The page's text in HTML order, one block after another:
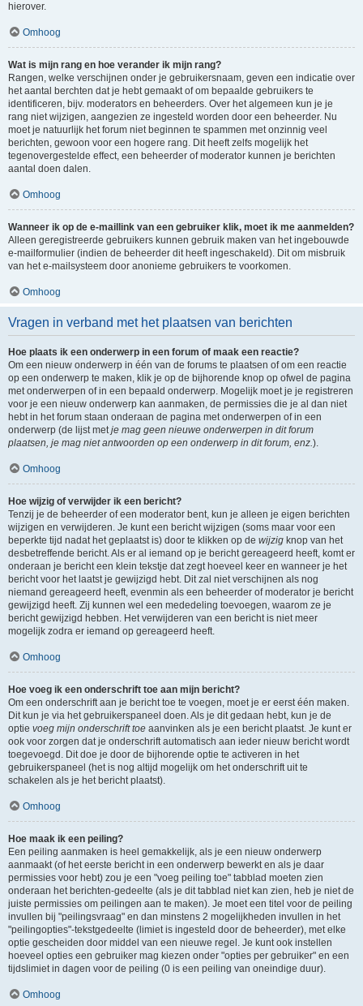
hierover.
Omhoog
Wat is mijn rang en hoe verander ik mijn rang?
Rangen, welke verschijnen onder je gebruikersnaam, geven een indicatie over
het aantal berchten dat je hebt gemaakt of om bepaalde gebruikers te
identificeren, bijv. moderators en beheerders. Over het algemeen kun je je
rang niet wijzigen, aangezien ze ingesteld worden door een beheerder. Nu
moet je natuurlijk het forum niet beginnen te spammen met onzinnig veel
berichten, gewoon voor een hogere rang. Dit heeft zelfs mogelijk het
tegenovergestelde effect, een beheerder of moderator kunnen je berichten
aantal doen dalen.
Omhoog
Wanneer ik op de e-maillink van een gebruiker klik, moet ik me aanmelden?
Alleen geregistreerde gebruikers kunnen gebruik maken van het ingebouwde
e-mailformulier (indien de beheerder dit heeft ingeschakeld). Dit om misbruik
van het e-mailsysteem door anonieme gebruikers te voorkomen.
Omhoog
Vragen in verband met het plaatsen van berichten
Hoe plaats ik een onderwerp in een forum of maak een reactie?
Om een nieuw onderwerp in één van de forums te plaatsen of om een reactie
op een onderwerp te maken, klik je op de bijhorende knop op ofwel de pagina
met onderwerpen of in een bepaald onderwerp. Mogelijk moet je je registreren
voor je een nieuw onderwerp kan aanmaken, de permissies die je al dan niet
hebt in het forum staan onderaan de pagina met onderwerpen of in een
onderwerp (de lijst metje mag geen nieuwe onderwerpen in dit forum
plaatsen, je mag niet antwoorden op een onderwerp in dit forum, enz.).
Omhoog
Hoe wijzig of verwijder ik een bericht?
Tenzij je de beheerder of een moderator bent, kun je alleen je eigen berichten
wijzigen en verwijderen. Je kunt een bericht wijzigen (soms maar voor een
beperkte tijd nadat het geplaatst is) door te klikken op de wijzig knop van het
desbetreffende bericht. Als er al iemand op je bericht gereageerd heeft, komt er
onderaan je bericht een klein tekstje dat zegt hoeveel keer en wanneer je het
bericht voor het laatst je gewijzigd hebt. Dit zal niet verschijnen als nog
niemand gereageerd heeft, evenmin als een beheerder of moderator je bericht
gewijzigd heeft. Zij kunnen wel een mededeling toevoegen, waarom ze je
bericht gewijzigd hebben. Het verwijderen van een bericht is niet meer
mogelijk zodra er iemand op gereageerd heeft.
Omhoog
Hoe voeg ik een onderschrift toe aan mijn bericht?
Om een onderschrift aan je bericht toe te voegen, moet je er eerst één maken.
Dit kun je via het gebruikerspaneel doen. Als je dit gedaan hebt, kun je de
optie voeg mijn onderschrift toe aanvinken als je een bericht plaatst. Je kunt er
ook voor zorgen dat je onderschrift automatisch aan ieder nieuw bericht wordt
toegevoegd. Dit doe je door de bijhorende optie te activeren in het
gebruikerspaneel (het is nog altijd mogelijk om het onderschrift uit te
schakelen als je het bericht plaatst).
Omhoog
Hoe maak ik een peiling?
Een peiling aanmaken is heel gemakkelijk, als je een nieuw onderwerp
aanmaakt (of het eerste bericht in een onderwerp bewerkt en als je daar
permissies voor hebt) zou je een "voeg peiling toe" tabblad moeten zien
onderaan het berichten-gedeelte (als je dit tabblad niet kan zien, heb je niet de
juiste permissies om peilingen aan te maken). Je moet een titel voor de peiling
invullen bij "peilingsvraag" en dan minstens 2 mogelijkheden invullen in het
"peilingopties"-tekstgedeelte (limiet is ingesteld door de beheerder), met elke
optie gescheiden door middel van een nieuwe regel. Je kunt ook instellen
hoeveel opties een gebruiker mag kiezen onder "opties per gebruiker" en een
tijdslimiet in dagen voor de peiling (0 is een peiling van oneindige duur).
Omhoog